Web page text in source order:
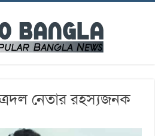
নেতার রহস্যজনক